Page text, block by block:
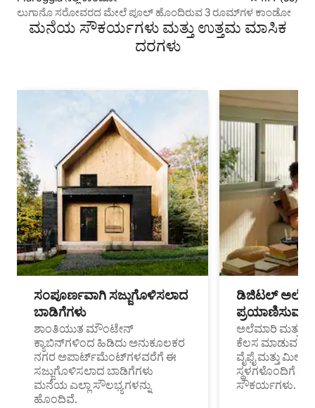
ಲುಗಾನೊ ಸರೋವರದ ಮೇಲೆ ಪೂಲ್ ಹೊಂದಿರುವ 3 ರೂಮ್‌ಗಳ ಕಾಂಡೋ
ಮನೆಯ ಸೌಕರ್ಯಗಳು ಮತ್ತು ಉತ್ತಮ ಮಾಸಿಕ
ದರಗಳು
ಸಂಪೂರ್ಣವಾಗಿ ಸಜ್ಜುಗೊಳಿಸಲಾದ
ಬಾಡಿಗೆಗಳು
ಶಾಂತಿಯುತ ಮೌಂಟೇನ್
ಕ್ಯಾಬಿನ್‌ಗಳಿಂದ ಹಿಡಿದು ಅನುಕೂಲಕರ
ನಗರ ಅಪಾರ್ಟ್‌ಮೆಂಟ್‌ಗಳವರೆಗೆ ಈ
ಸಜ್ಜುಗೊಳಿಸಲಾದ ಬಾಡಿಗೆಗಳು
ಮನೆಯ ಎಲ್ಲಾ ಸೌಲಭ್ಯಗಳನ್ನು
ಹೊಂದಿವೆ.
ಡಿಜಿಟಲ್
ಪ್ರಯಾಣಿಸುವ
ಅಲೆಮಾರಿ ಮತ್ತು
ಕೆಲಸ ಮಾಡುವ
ವೈಫೈ ಮತ್ತು
ಸ್ಥಳಗಳೊಂದಿಗೆ
ಸೌಕರ್ಯಗಳು.